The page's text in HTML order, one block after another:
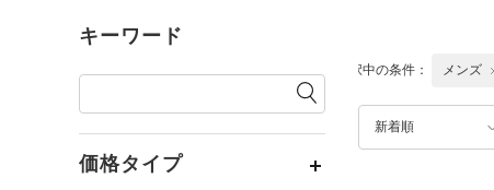
キーワード
価格タイプ
新着順
選択中の条件： メンズ